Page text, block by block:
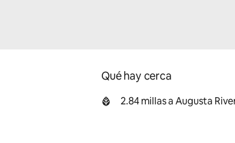
Qué hay cerca
2.84 millas a Augusta